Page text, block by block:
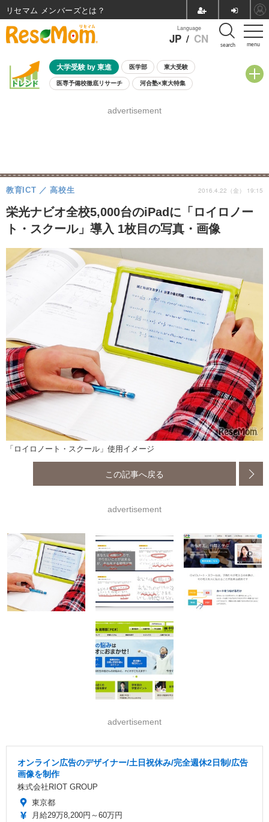
menu
Language
JP / CN search
大学受験 by 東進 医学部 東大受験
医専予備校徹底リサーチ 河合塾×東大特集
8月開催学校説明会・相談会
advertisement
栄光ナビオ全校5,000台のiPadに「ロイロノー
ト・スクール」導入 1枚目の写真・画像
教育ICT 高校生 2016.4.22（金） 19:15
「ロイロノート・スクール」使用イメージ
この記事へ戻る
advertisement
advertisement
オンライン広告のデザイナー/土日祝休み/完全週休2日制/広告
画像を制作
株式会社RIOT GROUP
東京都
月給29万8,200円～60万円
リセマム メンバーズ